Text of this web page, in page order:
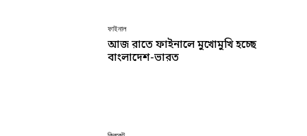
ফাইনাল
আজ রাতে ফাইনালে মুখোমুখি হচ্ছে
বাংলাদেশ-ভারত